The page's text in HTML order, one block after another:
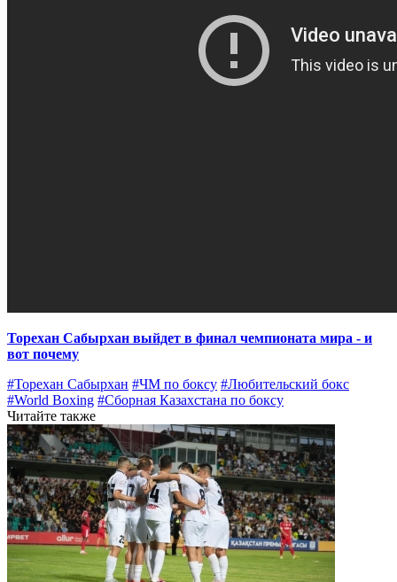
Торехан Сабырхан выйдет в финал чемпионата мира - и
вот почему
#Торехан Сабырхан #ЧМ по боксу #Любительский бокс
#World Boxing #Сборная Казахстана по боксу
Читайте также